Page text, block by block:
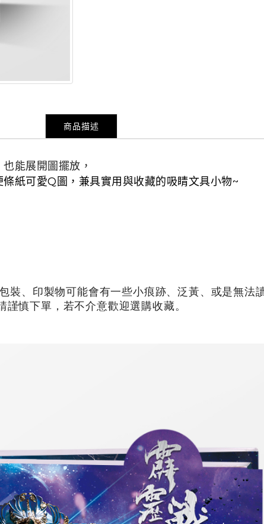
商品描述
能展開圖擺放，
紙可愛Q圖，兼具實用與收藏的吸睛文具小物~
裝、印製物可能會有一些小痕跡、泛黃、或是無法
謹慎下單，若不介意歡迎選購收藏。